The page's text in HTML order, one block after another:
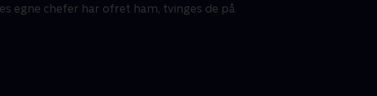
egne chefer har ofret ham, tvinges de på